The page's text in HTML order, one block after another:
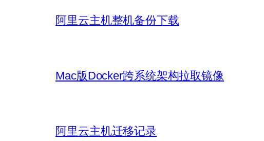
阿里云主机整机备份下载
Mac版Docker跨系统架构拉取镜像
阿里云主机迁移记录